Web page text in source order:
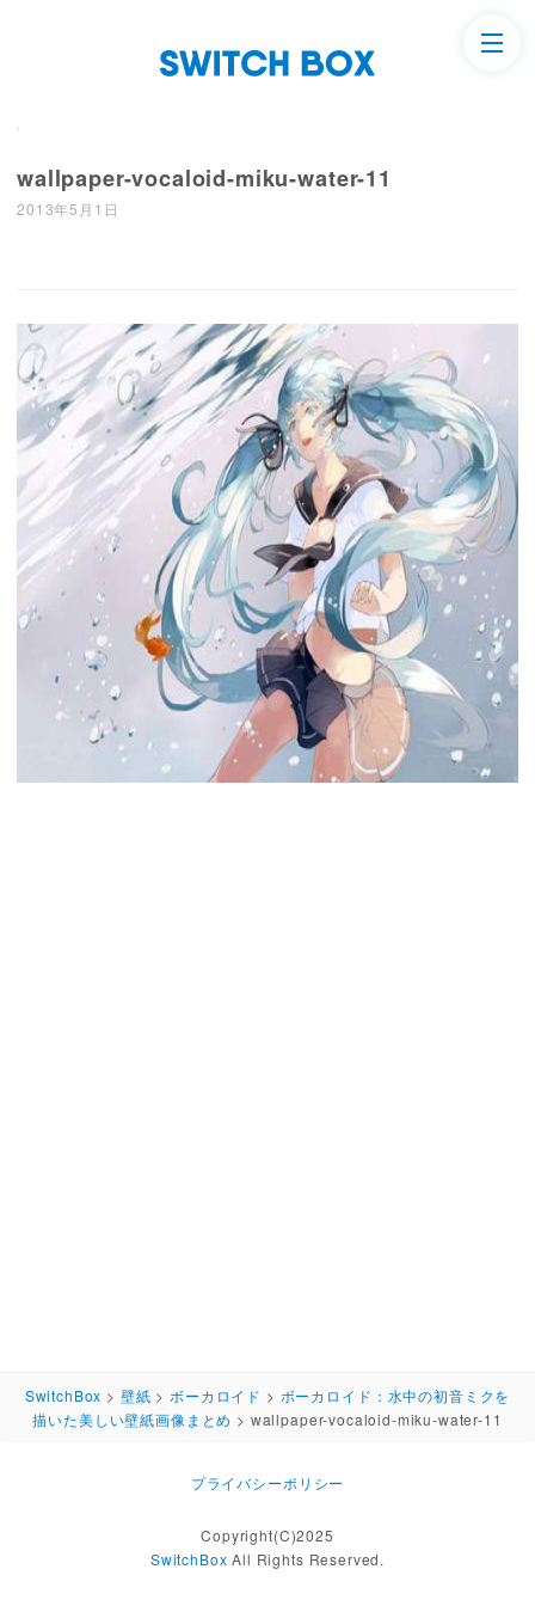
wallpaper-vocaloid-miku-water-11
2013年5月1日
SwitchBox > 壁紙 > ボーカロイド > ボーカロイド：水中の初音ミクを
描いた美しい壁紙画像まとめ > wallpaper-vocaloid-miku-water-11
プライバシーポリシー
Copyright(C)2025
SwitchBox All Rights Reserved.